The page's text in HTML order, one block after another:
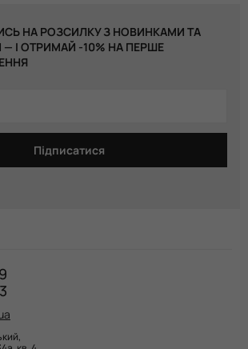
НА РОЗСИЛКУ З НОВИНКАМИ ТА
І ОТРИМАЙ -10% НА ПЕРШЕ
Підписатися